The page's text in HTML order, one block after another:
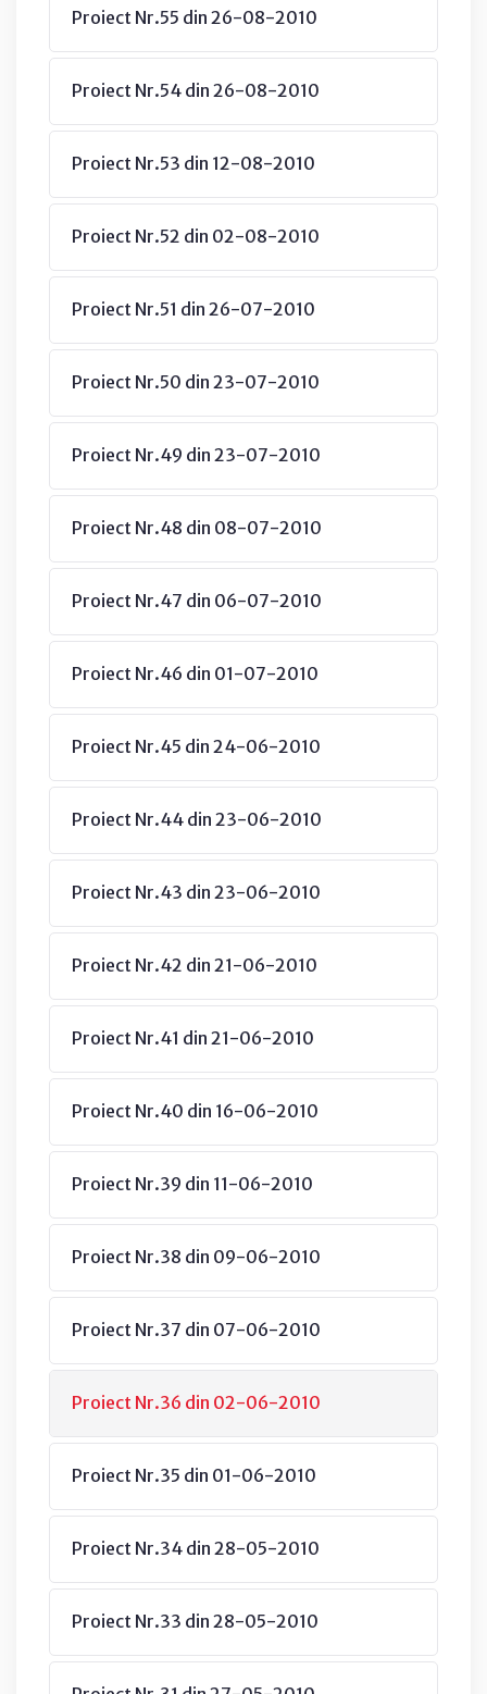
Proiect Nr.55 din 26-08-2010
Proiect Nr.54 din 26-08-2010
Proiect Nr.53 din 12-08-2010
Proiect Nr.52 din 02-08-2010
Proiect Nr.51 din 26-07-2010
Proiect Nr.50 din 23-07-2010
Proiect Nr.49 din 23-07-2010
Proiect Nr.48 din 08-07-2010
Proiect Nr.47 din 06-07-2010
Proiect Nr.46 din 01-07-2010
Proiect Nr.45 din 24-06-2010
Proiect Nr.44 din 23-06-2010
Proiect Nr.43 din 23-06-2010
Proiect Nr.42 din 21-06-2010
Proiect Nr.41 din 21-06-2010
Proiect Nr.40 din 16-06-2010
Proiect Nr.39 din 11-06-2010
Proiect Nr.38 din 09-06-2010
Proiect Nr.37 din 07-06-2010
Proiect Nr.36 din 02-06-2010
Proiect Nr.35 din 01-06-2010
Proiect Nr.34 din 28-05-2010
Proiect Nr.33 din 28-05-2010